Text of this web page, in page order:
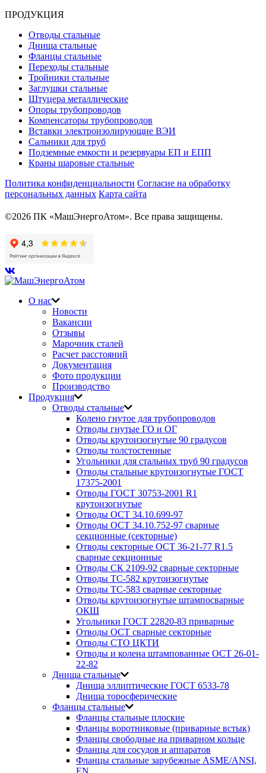
ПРОДУКЦИЯ
Отводы стальные
Днища стальные
Фланцы стальные
Переходы стальные
Тройники стальные
Заглушки стальные
Штуцера металлические
Опоры трубопроводов
Компенсаторы трубопроводов
Вставки электроизолирующие ВЭИ
Сальники для труб
Подземные емкости и резервуары ЕП и ЕПП
Краны шаровые стальные
Политика конфиденциальности Согласие на обработку
персональных данных Карта сайта
©2026 ПК «МашЭнергоАтом». Все права защищены.
О нас
Новости
Вакансии
Отзывы
Марочник сталей
Расчет расстояний
Документация
Фото продукции
Производство
Продукция
Отводы стальные
Колено гнутое для трубопроводов
Отводы гнутые ГО и ОГ
Отводы крутоизогнутые 90 градусов
Отводы толстостенные
Угольники для стальных труб 90 градусов
Отводы стальные крутоизогнутые ГОСТ
17375-2001
Отводы ГОСТ 30753-2001 R1
крутоизогнутые
Отводы ОСТ 34.10.699-97
Отводы ОСТ 34.10.752-97 сварные
секционные (секторные)
Отводы секторные ОСТ 36-21-77 R1.5
сварные секционные
Отводы СК 2109-92 сварные секторные
Отводы ТС-582 крутоизогнутые
Отводы ТС-583 сварные секторные
Отводы крутоизогнутые штампосварные
ОКШ
Угольники ГОСТ 22820-83 приварные
Отводы ОСТ сварные секторные
Отводы СТО ЦКТИ
Отводы и колена штампованные ОСТ 26-01-
22-82
Днища стальные
Днища эллиптические ГОСТ 6533-78
Днища торосферические
Фланцы стальные
Фланцы стальные плоские
Фланцы воротниковые (приварные встык)
Фланцы свободные на приварном кольце
Фланцы для сосудов и аппаратов
Фланцы стальные зарубежные ASME/ANSI,